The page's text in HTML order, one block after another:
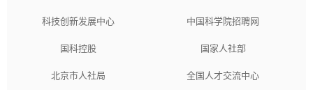
科技创新发展中心 中国科学院招聘网
国科控股 国家人社部
北京市人社局 全国人才交流中心